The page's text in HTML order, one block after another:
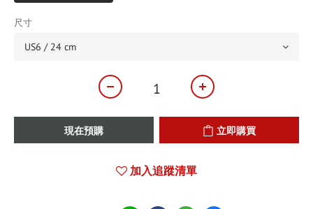
尺寸
現在預購 立即購買
加入追蹤清單